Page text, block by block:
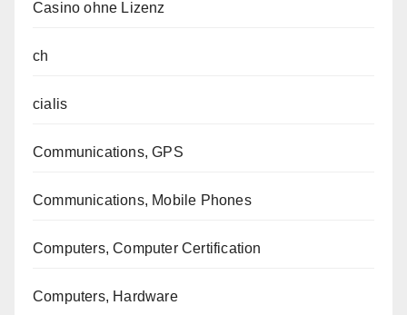
Casino ohne Lizenz
ch
cialis
Communications, GPS
Communications, Mobile Phones
Computers, Computer Certification
Computers, Hardware